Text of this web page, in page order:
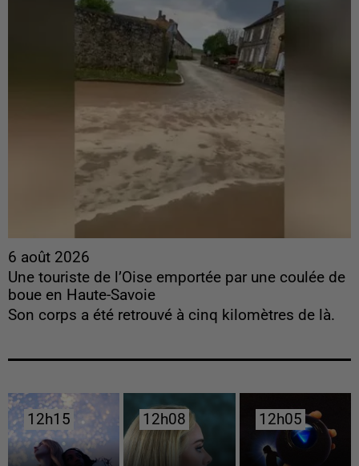
6 août 2026
Une touriste de l’Oise emportée par une coulée de
boue en Haute-Savoie
Son corps a été retrouvé à cinq kilomètres de là.
12h15
12h15 12h08
12h08 12h05
12h05